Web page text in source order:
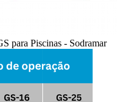
para Piscinas - Sodramar